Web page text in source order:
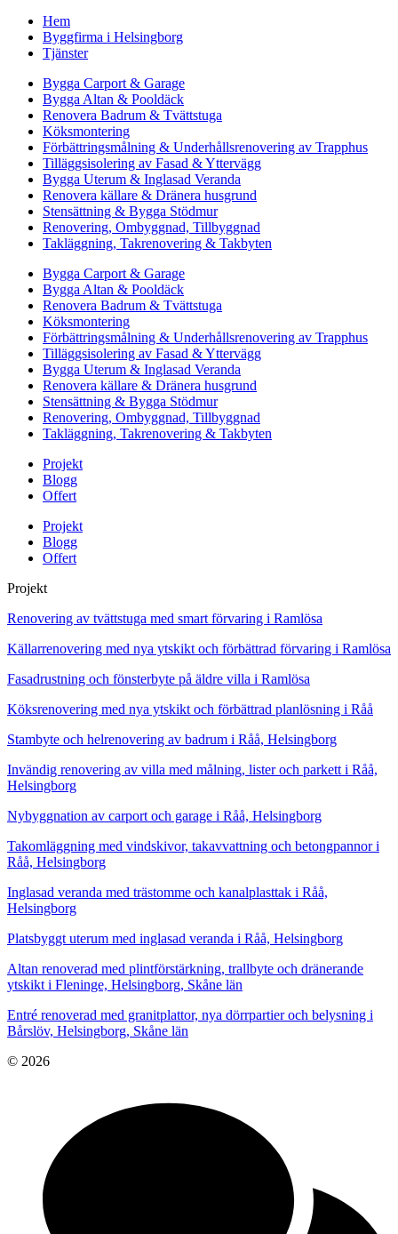
Hem
Byggfirma i Helsingborg
Tjänster
Bygga Carport & Garage
Bygga Altan & Pooldäck
Renovera Badrum & Tvättstuga
Köksmontering
Förbättringsmålning & Underhållsrenovering av Trapphus
Tilläggsisolering av Fasad & Yttervägg
Bygga Uterum & Inglasad Veranda
Renovera källare & Dränera husgrund
Stensättning & Bygga Stödmur
Renovering, Ombyggnad, Tillbyggnad
Takläggning, Takrenovering & Takbyten
Bygga Carport & Garage
Bygga Altan & Pooldäck
Renovera Badrum & Tvättstuga
Köksmontering
Förbättringsmålning & Underhållsrenovering av Trapphus
Tilläggsisolering av Fasad & Yttervägg
Bygga Uterum & Inglasad Veranda
Renovera källare & Dränera husgrund
Stensättning & Bygga Stödmur
Renovering, Ombyggnad, Tillbyggnad
Takläggning, Takrenovering & Takbyten
Projekt
Blogg
Offert
Projekt
Blogg
Offert
Projekt
Renovering av tvättstuga med smart förvaring i Ramlösa
Källarrenovering med nya ytskikt och förbättrad förvaring i Ramlösa
Fasadrustning och fönsterbyte på äldre villa i Ramlösa
Köksrenovering med nya ytskikt och förbättrad planlösning i Råå
Stambyte och helrenovering av badrum i Råå, Helsingborg
Invändig renovering av villa med målning, lister och parkett i Råå,
Helsingborg
Nybyggnation av carport och garage i Råå, Helsingborg
Takomläggning med vindskivor, takavvattning och betongpannor i
Råå, Helsingborg
Inglasad veranda med trästomme och kanalplasttak i Råå,
Helsingborg
Platsbyggt uterum med inglasad veranda i Råå, Helsingborg
Altan renoverad med plintförstärkning, trallbyte och dränerande
ytskikt i Fleninge, Helsingborg, Skåne län
Entré renoverad med granitplattor, nya dörrpartier och belysning i
Bårslöv, Helsingborg, Skåne län
© 2026